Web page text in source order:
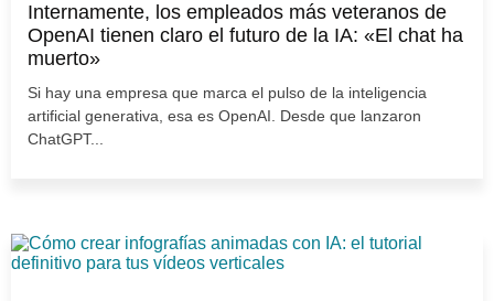
Internamente, los empleados más veteranos de
OpenAI tienen claro el futuro de la IA: «El chat ha
muerto»
Si hay una empresa que marca el pulso de la inteligencia
artificial generativa, esa es OpenAI. Desde que lanzaron
ChatGPT...